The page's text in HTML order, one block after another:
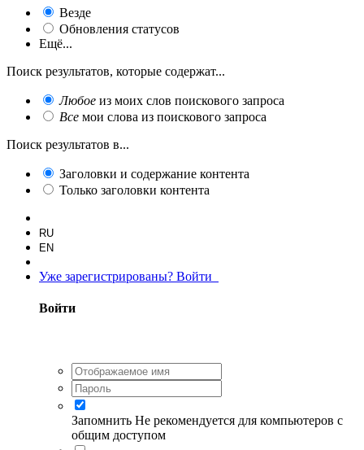
Везде
Обновления статусов
Ещё...
Поиск результатов, которые содержат...
Любое из моих слов поискового запроса
Все мои слова из поискового запроса
Поиск результатов в...
Заголовки и содержание контента
Только заголовки контента
RU
EN
Уже зарегистрированы? Войти
Войти
Запомнить Не рекомендуется для компьютеров с
общим доступом